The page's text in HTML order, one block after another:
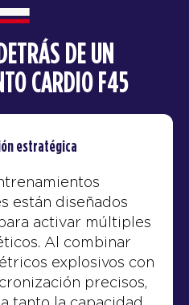
DE UN
CARDIO F45
estratégica
están diseñados
activar múltiples
Al combinar
explosivos con
precisos,
tanto la capacidad